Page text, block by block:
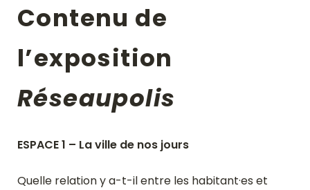
Contenu de
l’exposition
Réseaupolis
ESPACE 1 – La ville de nos jours
Quelle relation y a-t-il entre les habitant·es et